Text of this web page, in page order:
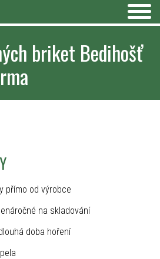
briket Bedihošť
přímo od výrobce
na skladování
doba hoření